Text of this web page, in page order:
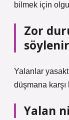
bilmek için
Zor
Yalanlar
düşmana karşı
Yalan